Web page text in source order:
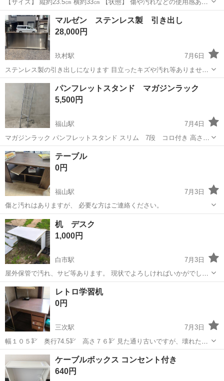
【サイズ】 縦約23.5㎝ 横約33㎝ 【状態】 傷や汚れなどの使用感あり
ます。 1箇所剥がれています（画像4） 中の半透明の部分に湾曲癖がつ
いています（画像5） 【希望取引場所】 ファミリーマート福山卸町店
【希望取...
広島 福山市 東福山駅 オフィス用家具 スタンド
マルゼン ステンレス製 引き出し
28,000円
玖村駅
7月6日
ステンレス製の引き出しになります 目立ったキズや汚れ等ありませ
ん！ 【サイズ】 高さ：60㎝ 横幅：150㎝ 奥行き：34㎝
広島 広島市 オフィス用家具
パンフレットスタンド マガジンラック
5,500円
福山駅
7月4日
マガジンラック パンフレットスタンド スリム 7段 コロ付き 高さ
1550mm
広島 福山市 福山駅
テーブル
0円
福山駅
7月3日
傷と汚れはありますが、 必要な方はご連絡ください。
広島 福山市 福山駅
机 デスク
1,000円
白市駅
7月3日
屋外保管で汚れ、サビ等あります。 現状でよろしければいかがでしょ
うか。 幅は1400mm程度です。
広島 東広島市 白市駅
レトロ学習机
0円
三次駅
7月3日
幅１０５㌢ 奥行74.5㌢ 高さ７６㌢ 見た通り古いですが、壊れた所
もなく使えます。ご入用の方いらっしゃれば無償で差し上げます。写
真に写っている電気スタンドは別です。詳細はメッセージにて決定し
ましょう！搬入お手伝いお願い致し...
広島 東広島市 三次駅 オフィス用家具 レトロ
ケーブルボックス コンセント付き
640円